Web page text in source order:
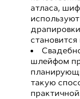
атласа,
шлейфом
такую